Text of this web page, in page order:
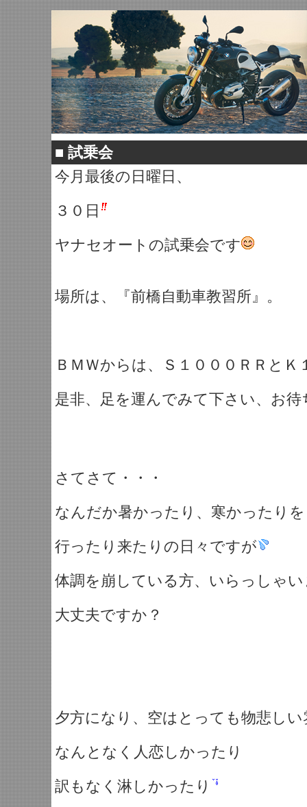
■ 試乗会
今月最後の日曜日、
３０日
ヤナセオートの試乗会です
場所は、『前橋自動車教習所』。
ＢＭＷからは、Ｓ１０００ＲＲとＫ
是非、足を運んでみて下さい、お
さてさて・・・
なんだか暑かったり、寒かったりを
行ったり来たりの日々ですが
体調を崩している方、いらっしゃ
大丈夫ですか？
夕方になり、空はとっても物悲しい
なんとなく人恋しかったり
訳もなく淋しかったり